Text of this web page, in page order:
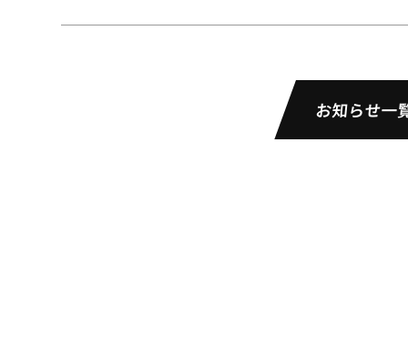
お知らせ一